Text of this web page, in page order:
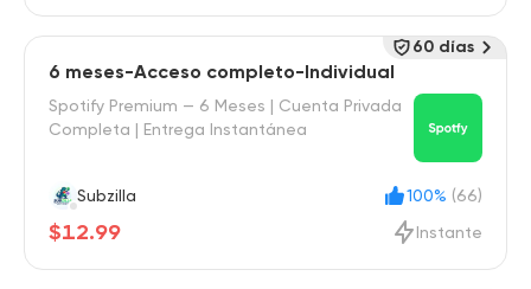
6 meses-Acceso completo-Individual
Spotify Premium — 6 Meses | Cuenta Privada
Completa | Entrega Instantánea
Subzilla 100% (66)
$12.99 Instante
60 días